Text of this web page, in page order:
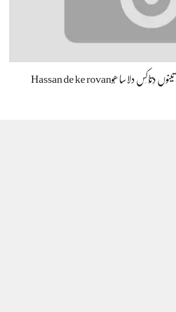
ہسن دے کے رووَن لیوئی، تینوں دِتّاکِس دلاسا ھُوHassan de ke rovan